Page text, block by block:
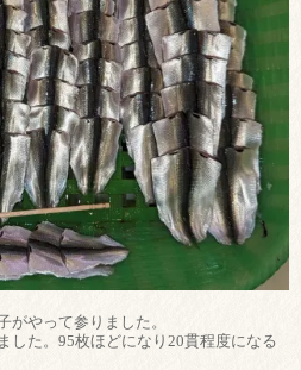
がやって参りました。
した。95枚ほどになり20貫程度になる